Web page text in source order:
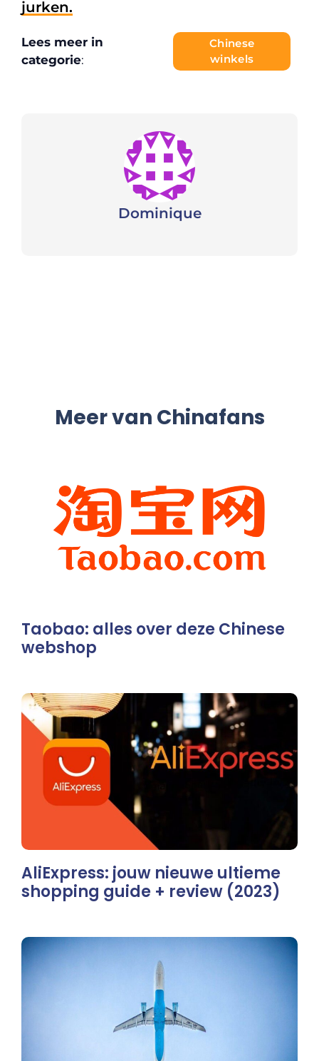
jurken.
Lees meer in
categorie:
Chinese
winkels
Dominique
Meer van Chinafans
Taobao: alles over deze Chinese
webshop
AliExpress: jouw nieuwe ultieme
shopping guide + review (2023)